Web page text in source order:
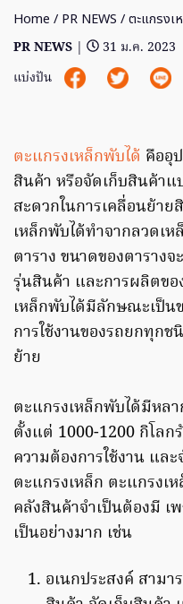
Home / PR NEWS / ตะแกรงเ
PR NEWS |
31 ม.ค. 2023
แบ่งปัน
ตะแกรงเหล็กพับได้ คืออุ
สินค้า หรือจัดเก็บสินค้าแ
สะดวกในการเคลื่อนย้า
เหล็กพับได้ทำจากลวดเ
ตาราง ขนาดของตาราง
รุ่นสินค้า และการผลิตขอ
เหล็กพับได้มีลักษณะเป็น
การใช้งานของรถยกทุก
ย้าย
ตะแกรงเหล็กพับได้มีหล
ตั้งแต่ 1000-1200 กิโลก
ความต้องการใช้งาน แล
ตะแกรงเหล็ก ตะแกรง
คลังสินค้าจำเป็นต้องมี เ
เป็นอย่างมาก เช่น
อเนกประสงค์ สามา